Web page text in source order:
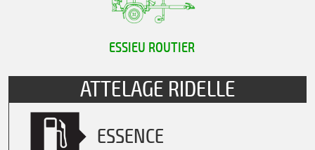
ESSIEU ROUTIER
ATTELAGE RIDELLE
ESSENCE